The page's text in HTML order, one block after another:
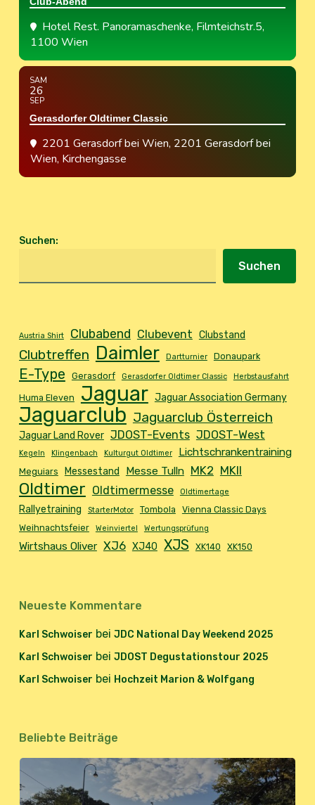
Hotel Rest. Panoramaschenke, Filmteichstr.5,
1100 Wien
SAM
26
SEP
Gerasdorfer Oldtimer Classic
2201 Gerasdorf bei Wien, 2201 Gerasdorf bei
Wien, Kirchengasse
Suchen:
Suchen
Austria Shirt Clubabend Clubevent Clubstand
Clubtreffen Daimler Dartturnier Donaupark
E-Type Gerasdorf Gerasdorfer Oldtimer Classic Herbstausfahrt
Huma Eleven Jaguar Jaguar Association Germany
Jaguarclub Jaguarclub Österreich
Jaguar Land Rover JDOST-Events JDOST-West
Kegeln Klingenbach Kulturgut Oldtimer Lichtschrankentraining
Meguiars Messestand Messe Tulln MK2 MKII
Oldtimer Oldtimermesse Oldtimertage
Rallyetraining StarterMotor Tombola
Vienna Classic Days
Weihnachtsfeier
Weinviertel Wertungsprüfung
Wirtshaus Oliver XJ6 XJ40 XJS XK140 XK150
Neueste Kommentare
Karl Schwoiser bei JDC National Day Weekend 2025
Karl Schwoiser bei JDOST Degustationstour 2025
Karl Schwoiser bei Hochzeit Marion & Wolfgang
Beliebte Beiträge